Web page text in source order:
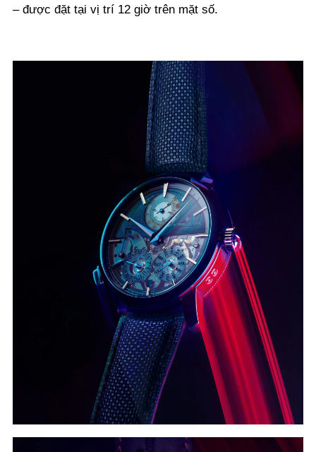
– được đặt tại vị trí 12 giờ trên mặt số.